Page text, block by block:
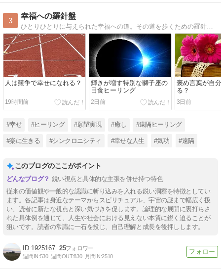
3
幸福への羅針盤
ひとりひとりに与えられた幸福への道。その道を歩くための羅針盤となるようなブログを毎日綴っています。遠隔気功研究所の所長がおくる幸福な日々をつくるための人生のヒント。
人は競争で幸せになれる？
19時間前
輝きが増す特別な獅子座の
日食ヒーリング
2日前
褒め言葉が自
る？
3日前
#幸せ #ヒーリング #願望実現 #癒し #遠隔ヒーリング
#楽に生きる #シンクロニシティ #幸せな人生 #気功 #遠隔
このブログのここがポイント
鋭い視点と具体的な主張を併せ持つ特色
従来の価値観や一般的な認識に斬り込みを入れる鋭い洞察を特徴としてい
ます。各記事は身近なテーマからスピリチュアル、宇宙の謎まで幅広く扱
い、読者に新たな視点と深い気づきを促します。論理的な展開に裏打ちさ
れた具体例を通じて、人生や社会における見えない本質に鋭く迫ることが
狙いです。読者の常識に一石を投じ、自己理解と成長を後押しします。
1925167 25
週間IN:530 週間OUT:830 月間IN:2510